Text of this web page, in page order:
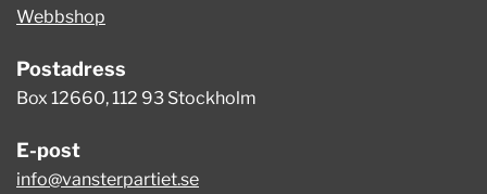
Webbshop
Postadress
Box 12660, 112 93 Stockholm
E-post
info@vansterpartiet.se